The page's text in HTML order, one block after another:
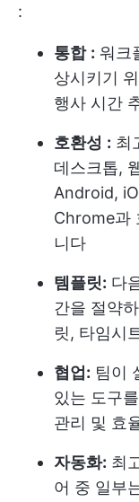
:
통합 : 워크
상시키기
행사 시간
호환성 : 최
데스크톱,
Android,
Chrome과
니다
템플릿: 다
간을 절약
릿, 타임시
협업: 팀이
있는 도구
관리 및 효
자동화: 최
어 중 일부